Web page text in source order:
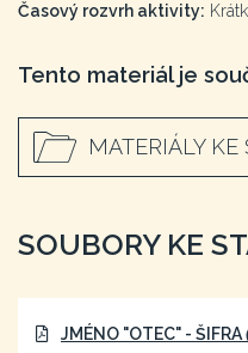
Časový rozvrh aktivity:
Tento materiál je
MATERIÁLY KE
SOUBORY KE
JMÉNO "OTEC" - ŠIFRA